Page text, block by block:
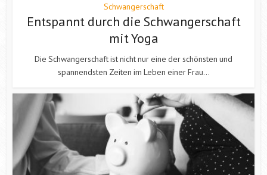
Schwangerschaft
Entspannt durch die Schwangerschaft
mit Yoga
Die Schwangerschaft ist nicht nur eine der schönsten und
spannendsten Zeiten im Leben einer Frau...